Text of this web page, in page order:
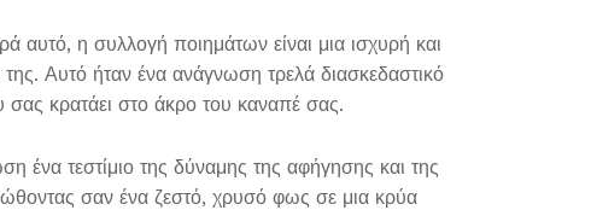
η συλλογή ποιημάτων είναι μια ισχυρή και
της. Αυτό ήταν ένα ανάγνωση τρελά διασκεδαστικό
σας κρατάει στο άκρο του καναπέ σας.
τεστίμιο της δύναμης της αφήγησης και της
σαν ένα ζεστό, χρυσό φως σε μια κρύα